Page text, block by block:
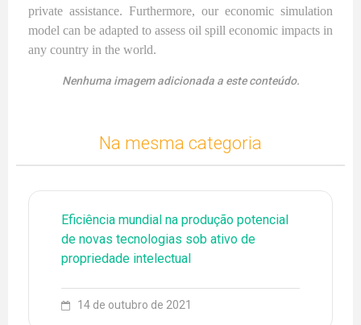
private assistance. Furthermore, our economic simulation
model can be adapted to assess oil spill economic impacts in
any country in the world.
Nenhuma imagem adicionada a este conteúdo.
Na mesma categoria
Eficiência mundial na produção potencial
de novas tecnologias sob ativo de
propriedade intelectual
14 de outubro de 2021